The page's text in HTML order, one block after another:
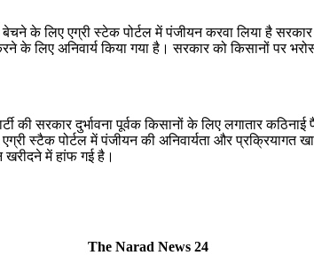
के लिए एग्री स्टेक पोर्टल में पंजीयन करवा लिया है सरकार
के लिए अनिवार्य किया गया है। सरकार को किसानों पर
की सरकार दुर्भावना पूर्वक किसानों के लिए लगातार
स्टैक पोर्टल में पंजीयन की अनिवार्यता और
खरीदने में हांफ गई है।
The Narad News 24